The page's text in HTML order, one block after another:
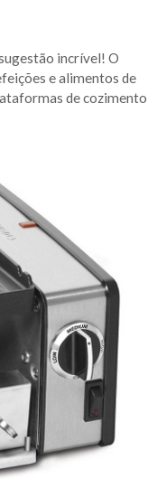
incrível! O
e alimentos de
de cozimento